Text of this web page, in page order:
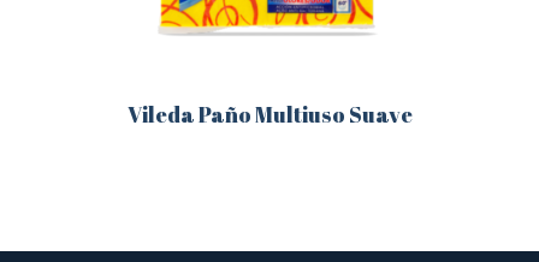
Vileda Paño Multiuso Suave
Las